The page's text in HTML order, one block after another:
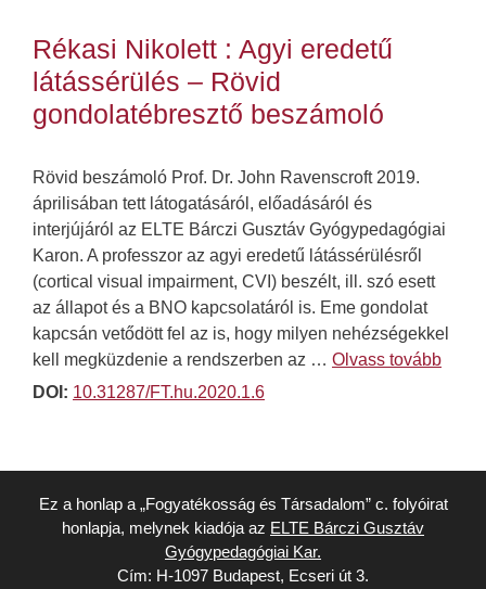
Rékasi Nikolett : Agyi eredetű
látássérülés – Rövid
gondolatébresztő beszámoló
Rövid beszámoló Prof. Dr. John Ravenscroft 2019.
áprilisában tett látogatásáról, előadásáról és
interjújáról az ELTE Bárczi Gusztáv Gyógypedagógiai
Karon. A professzor az agyi eredetű látássérülésről
(cortical visual impairment, CVI) beszélt, ill. szó esett
az állapot és a BNO kapcsolatáról is. Eme gondolat
kapcsán vetődött fel az is, hogy milyen nehézségekkel
kell megküzdenie a rendszerben az … Olvass tovább
DOI: 10.31287/FT.hu.2020.1.6
Ez a honlap a „Fogyatékosság és Társadalom” c. folyóirat
honlapja, melynek kiadója az ELTE Bárczi Gusztáv
Gyógypedagógiai Kar.
Cím: H-1097 Budapest, Ecseri út 3.